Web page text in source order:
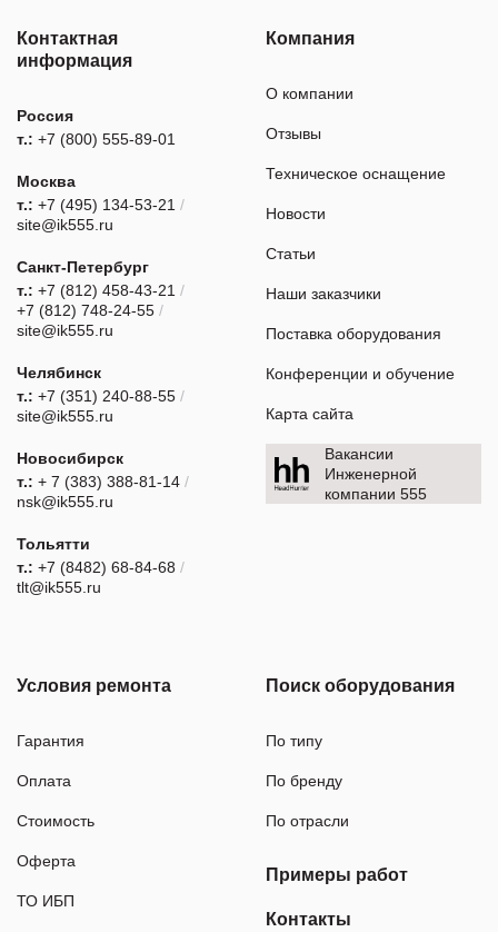
Контактная
информация
Россия
т.: +7 (800) 555-89-01
Москва
т.: +7 (495) 134-53-21 /
site@ik555.ru
Санкт-Петербург
т.: +7 (812) 458-43-21 /
+7 (812) 748-24-55 /
site@ik555.ru
Челябинск
т.: +7 (351) 240-88-55 /
site@ik555.ru
Новосибирск
т.: + 7 (383) 388-81-14 /
nsk@ik555.ru
Тольятти
т.: +7 (8482) 68-84-68 /
tlt@ik555.ru
Компания
О компании
Отзывы
Техническое оснащение
Новости
Статьи
Наши заказчики
Поставка оборудования
Конференции и обучение
Карта сайта
Вакансии
Инженерной
компании 555
Условия ремонта
Гарантия
Оплата
Стоимость
Оферта
ТО ИБП
Поиск оборудования
По типу
По бренду
По отрасли
Примеры работ
Контакты